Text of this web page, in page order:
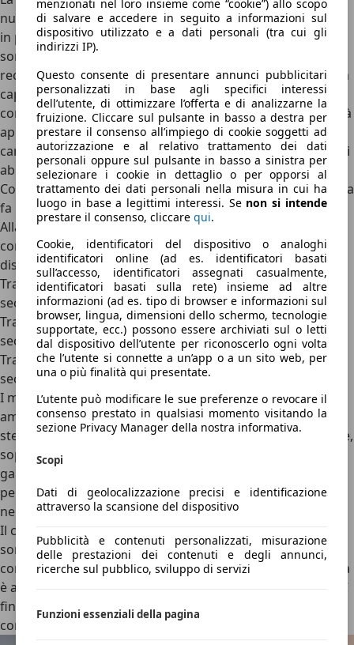
menzionati nel loro insieme come “cookie”) allo scopo
di salvare e accedere in seguito a informazioni sul
dispositivo utilizzato e a dati personali (tra cui gli
indirizzi IP).
Questo consente di presentare annunci pubblicitari
personalizzati in base agli specifici interessi
dell’utente, di ottimizzare l’offerta e di analizzarne la
fruizione. Cliccare sul pulsante in basso a destra per
prestare il consenso all’impiego di cookie soggetti ad
autorizzazione e al relativo trattamento dei dati
personali oppure sul pulsante in basso a sinistra per
selezionare i cookie in dettaglio o per opporsi al
trattamento dei dati personali nella misura in cui ha
luogo in base a legittimi interessi. Se non si intende
prestare il consenso, cliccare qui.
Cookie, identificatori del dispositivo o analoghi
identificatori online (ad es. identificatori basati
sull’accesso, identificatori assegnati casualmente,
identificatori basati sulla rete) insieme ad altre
informazioni (ad es. tipo di browser e informazioni sul
browser, lingua, dimensioni dello schermo, tecnologie
supportate, ecc.) possono essere archiviati sul o letti
dal dispositivo dell’utente per riconoscerlo ogni volta
che l’utente si connette a un’app o a un sito web, per
una o più finalità qui presentate.
L’utente può modificare le sue preferenze o revocare il
consenso prestato in qualsiasi momento visitando la
sezione Privacy Manager della nostra informativa.
Scopi
Dati di geolocalizzazione precisi e identificazione
attraverso la scansione del dispositivo
Pubblicità e contenuti personalizzati, misurazione
delle prestazioni dei contenuti e degli annunci,
ricerche sul pubblico, sviluppo di servizi
Funzioni essenziali della pagina
nuovo tetto in vetroche riflette il calore solare sette volte
in più, migliorando il comfort termico. I sedili anteriori
sono ventilati, mentre quelli posteriori ora includono
reclinazione elettricae ripiegamento automatico. Infine, la
cappelliera ora si può rimuovere e riporre in un
compartimento specifico sotto il vano di carico. Una novità
apparentemente banale ma molto utile quando si deve
caricare pesantemente il bagagliaio, che supera i 2.000 litri
abbattendo gli schienali della seconda fila.
Come si guida la Tesla Model Y: RWD o AWD, la differenza la
fa la batteria
Alla guida, la nuova Model Y non presenta differenze
consistenti rispetto al vecchio modello. Tre le versioni
disponibili:
Trazione posteriore, batteria 60 kWh, 0-100 km/h in 5,9
secondi, autonomia 500 km (con cerchi Crossflow)
Trazione posteriore, batteria 75 kWh, 0-100 km/h in 5,6
secondi, autonomia 622 km (con cerchi Helix 2.0)
Trazione integrale, batteria 75 kWh, 0-100 km/h in 4,8
secondi, autonomia 576 km (con cerchi Crossflow)
I miglioramenti al telaio, allesospensioni(ora con
ammortizzatori a frequenza variabile) e alla scatola dello
sterzo rendono la guida più precisa, lineare e confortevole,
soprattutto su lunghe percorrenze. Il
garantito
permettono un comportamento dinamico e sicuro, anche
nelle versioni più potenti.
Il consumo
sorprendente: 13,9 kWh/100 km, meno di molte city car,
con un’autonomia adatta anche ai lunghi viaggi. La ricarica
è altrettanto rapida: con la batteria da 60 kWh carica in DC
fino a 175 kW, mentre le 75 kWh fino a 250 kW in corrente
continua, grazie alla
rete Supercharger